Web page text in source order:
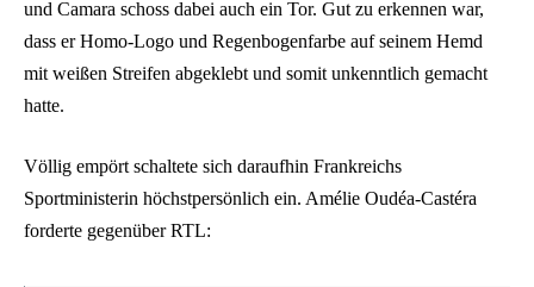
und Camara schoss dabei auch ein Tor. Gut zu erkennen war,
dass er Homo-Logo und Regenbogenfarbe auf seinem Hemd
mit weißen Streifen abgeklebt und somit unkenntlich gemacht
hatte.
Völlig empört schaltete sich daraufhin Frankreichs
Sportministerin höchstpersönlich ein. Amélie Oudéa-Castéra
forderte gegenüber RTL: